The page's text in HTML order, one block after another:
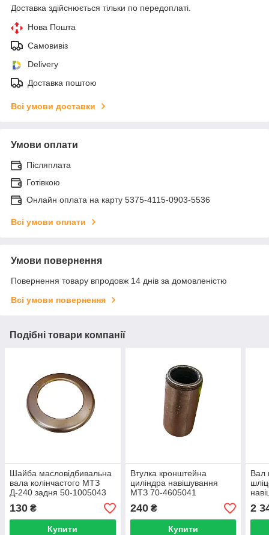
Доставка здійснюється тільки по передоплаті.
Нова Пошта
Самовивіз
Delivery
Доставка поштою
Всі умови доставки
Умови оплати
Післяплата
Готівкою
Онлайн оплата на карту 5375-4115-0903-5536
Всі умови оплати
Умови повернення
Повернення товару впродовж 14 днів за домовленістю
Всі умови повернення
Подібні товари компанії
Шайба масловідбивальна
вала колінчастого МТЗ
Д-240 задня 50-1005043
Оригінал
130 ₴
Купити
Втулка кронштейна
циліндра навішування
МТЗ 70-4605041
240₴
Купити
Вал
2